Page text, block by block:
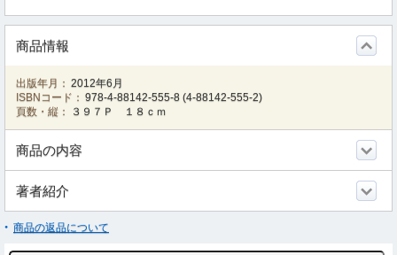
商品情報
出版年月： 2012年6月
ISBNコード： 978-4-88142-555-8 (4-88142-555-2)
頁数・縦：
３９７Ｐ １８ｃｍ
商品の内容
著者紹介
商品の返品について